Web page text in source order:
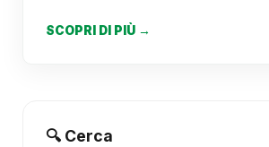
SCOPRI DI PIÙ →
🔍 Cerca